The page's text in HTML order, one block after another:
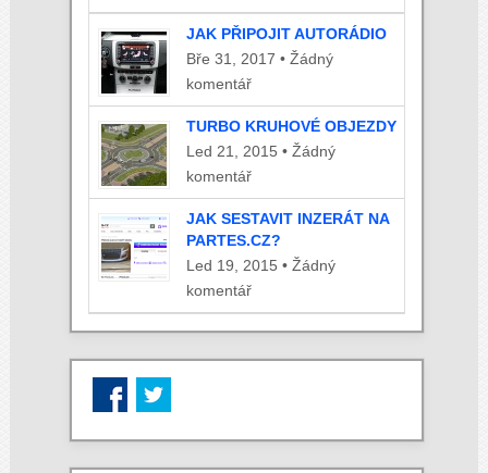
JAK PŘIPOJIT AUTORÁDIO
Bře 31, 2017 • Žádný
komentář
TURBO KRUHOVÉ OBJEZDY
Led 21, 2015 • Žádný
komentář
JAK SESTAVIT INZERÁT NA
PARTES.CZ?
Led 19, 2015 • Žádný
komentář